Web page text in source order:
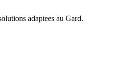
adaptees au Gard.